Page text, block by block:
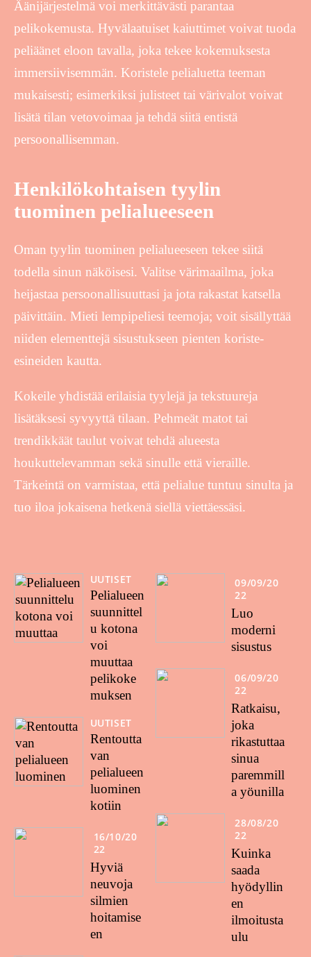
Äänijärjestelmä voi merkittävästi parantaa
pelikokemusta. Hyvälaatuiset kaiuttimet voivat tuoda
peliäänet eloon tavalla, joka tekee kokemuksesta
immersiivisemmän. Koristele pelialuetta teeman
mukaisesti; esimerkiksi julisteet tai värivalot voivat
lisätä tilan vetovoimaa ja tehdä siitä entistä
persoonallisemman.
Henkilökohtaisen tyylin
tuominen pelialueeseen
Oman tyylin tuominen pelialueeseen tekee siitä
todella sinun näköisesi. Valitse värimaailma, joka
heijastaa persoonallisuuttasi ja jota rakastat katsella
päivittäin. Mieti lempipeliesi teemoja; voit sisällyttää
niiden elementtejä sisustukseen pienten koriste-
esineiden kautta.
Kokeile yhdistää erilaisia tyylejä ja tekstuureja
lisätäksesi syvyyttä tilaan. Pehmeät matot tai
trendikkäät taulut voivat tehdä alueesta
houkuttelevamman sekä sinulle että vieraille.
Tärkeintä on varmistaa, että pelialue tuntuu sinulta ja
tuo iloa jokaisena hetkenä siellä viettäessäsi.
UUTISET
Pelialueen
suunnittel
u kotona
voi
muuttaa
pelikoke
muksen
UUTISET
Rentoutta
van
pelialueen
luominen
kotiin
16/10/20
22
Hyviä
neuvoja
silmien
hoitamise
en
09/09/20
22
Luo
moderni
sisustus
06/09/20
22
Ratkaisu,
joka
rikastuttaa
sinua
paremmill
a yöunilla
28/08/20
22
Kuinka
saada
hyödyllin
en
ilmoitusta
ulu